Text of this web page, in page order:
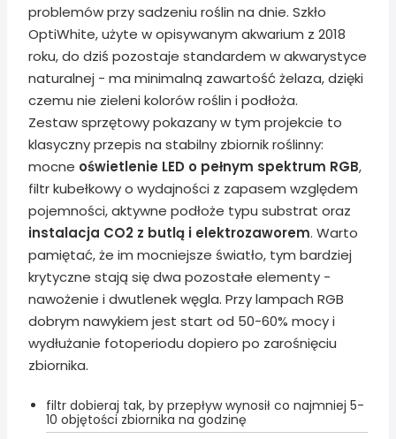
problemów przy sadzeniu roślin na dnie. Szkło
OptiWhite, użyte w opisywanym akwarium z 2018
roku, do dziś pozostaje standardem w akwarystyce
naturalnej - ma minimalną zawartość żelaza, dzięki
czemu nie zieleni kolorów roślin i podłoża.
Zestaw sprzętowy pokazany w tym projekcie to
klasyczny przepis na stabilny zbiornik roślinny:
mocne oświetlenie LED o pełnym spektrum RGB,
filtr kubełkowy o wydajności z zapasem względem
pojemności, aktywne podłoże typu substrat oraz
instalacja CO2 z butlą i elektrozaworem. Warto
pamiętać, że im mocniejsze światło, tym bardziej
krytyczne stają się dwa pozostałe elementy -
nawożenie i dwutlenek węgla. Przy lampach RGB
dobrym nawykiem jest start od 50-60% mocy i
wydłużanie fotoperiodu dopiero po zarośnięciu
zbiornika.
filtr dobieraj tak, by przepływ wynosił co najmniej 5-
10 objętości zbiornika na godzinę